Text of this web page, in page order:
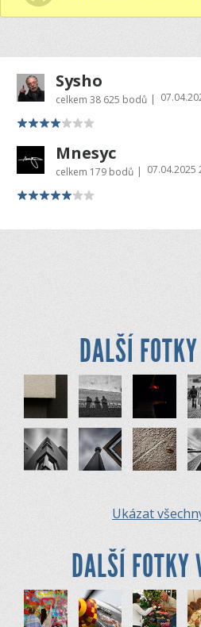
Sysho
celkem 38 625 bodů |
Mnesyc
celkem 179 bodů | 07.04.2025
DALŠÍ
Ukázat
DALŠÍ FOTKY